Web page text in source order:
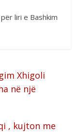
liri e Bashkim
Xhigoli
në një
, kujton me